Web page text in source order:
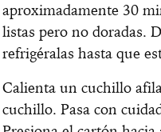
aproximadamente 30
listas pero no doradas.
refrigéralas hasta que
Calienta un cuchillo
cuchillo. Pasa con